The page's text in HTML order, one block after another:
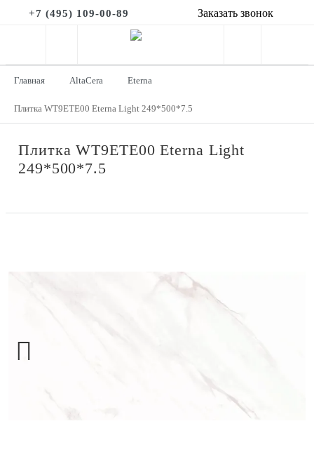
+7 (495) 109-00-89 Заказать звонок
Главная AltaCera Eterna
Плитка WT9ETE00 Eterna Light 249*500*7.5
Плитка WT9ETE00 Eterna Light
249*500*7.5